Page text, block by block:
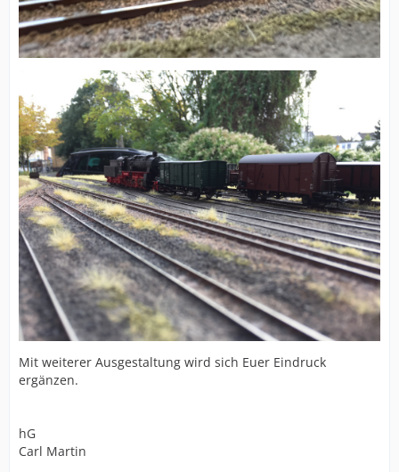
Mit weiterer Ausgestaltung wird sich Euer Eindruck
ergänzen.
hG
Carl Martin